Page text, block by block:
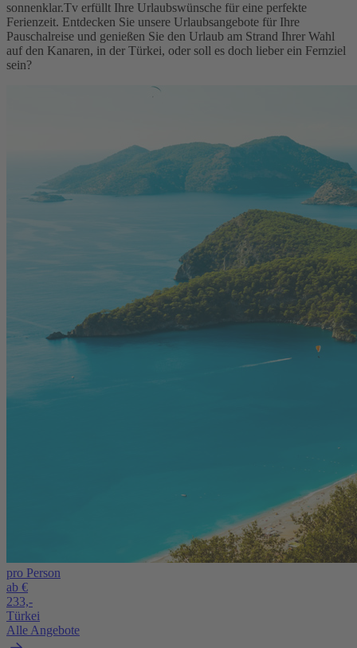
sonnenklar.Tv erfüllt Ihre Urlaubswünsche für eine perfekte
Ferienzeit. Entdecken Sie unsere Urlaubsangebote für Ihre
Pauschalreise und genießen Sie den Urlaub am Strand Ihrer Wahl
auf den Kanaren, in der Türkei, oder soll es doch lieber ein Fernziel
sein?
pro Person
ab €
233,-
Türkei
Alle Angebote